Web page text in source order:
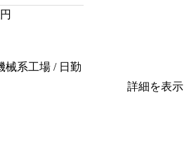
円
械系工場 / 日勤
詳細を表示